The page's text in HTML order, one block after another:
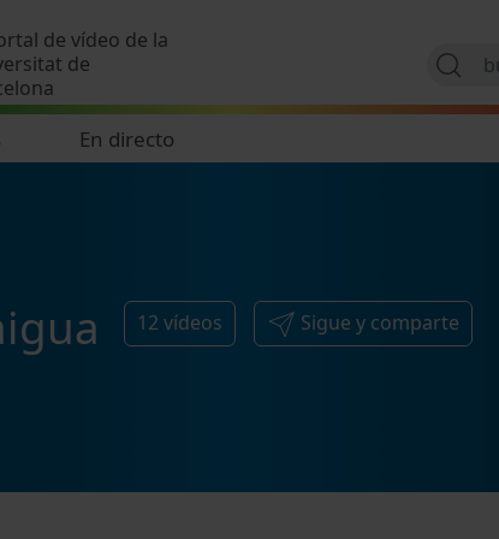
de vídeo de la
de
En directo
12 vídeos Sigue y comparte